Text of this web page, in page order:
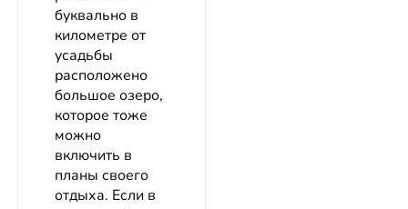
буквально в
километре от
усадьбы
расположено
большое озеро,
которое тоже
можно
включить в
планы своего
отдыха. Если в